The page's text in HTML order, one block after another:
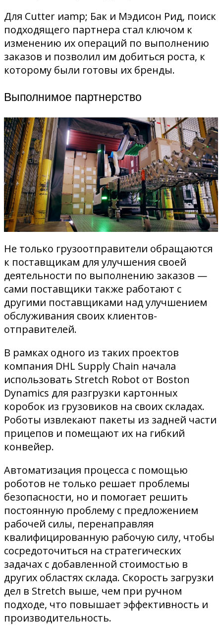
Для Cutter иamp; Бак и Мэдисон Рид, поиск
подходящего партнера стал ключом к
изменению их операций по выполнению
заказов и позволил им добиться роста, к
которому были готовы их бренды.
Выполнимое партнерство
Не только грузоотправители обращаются
к поставщикам для улучшения своей
деятельности по выполнению заказов —
сами поставщики также работают с
другими поставщиками над улучшением
обслуживания своих клиентов-
отправителей.
В рамках одного из таких проектов
компания DHL Supply Chain начала
использовать Stretch Robot от Boston
Dynamics для разгрузки картонных
коробок из грузовиков на своих складах.
Роботы извлекают пакеты из задней части
прицепов и помещают их на гибкий
конвейер.
Автоматизация процесса с помощью
роботов не только решает проблемы
безопасности, но и помогает решить
постоянную проблему с предложением
рабочей силы, перенаправляя
квалифицированную рабочую силу, чтобы
сосредоточиться на стратегических
задачах с добавленной стоимостью в
других областях склада. Скорость загрузки
дел в Stretch выше, чем при ручном
подходе, что повышает эффективность и
производительность.